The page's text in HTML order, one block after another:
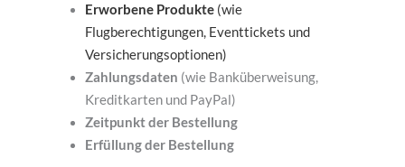
Erworbene Produkte(wie
Flugberechtigungen, Eventtickets und
Versicherungsoptionen)
Zahlungsdaten (wie Banküberweisung,
Kreditkarten und PayPal)
Zeitpunkt der Bestellung
Erfüllung der Bestellung